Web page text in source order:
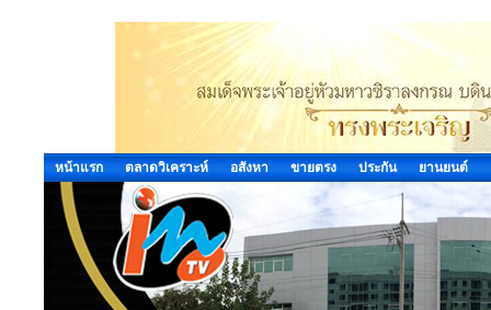
หน้าแรก ตลาดวิเคราะห์ อสังหา ขายตรง ประกัน ยานยนต์